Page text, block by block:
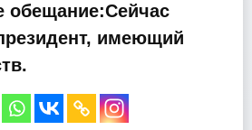
обещание:Сейчас
имеющий